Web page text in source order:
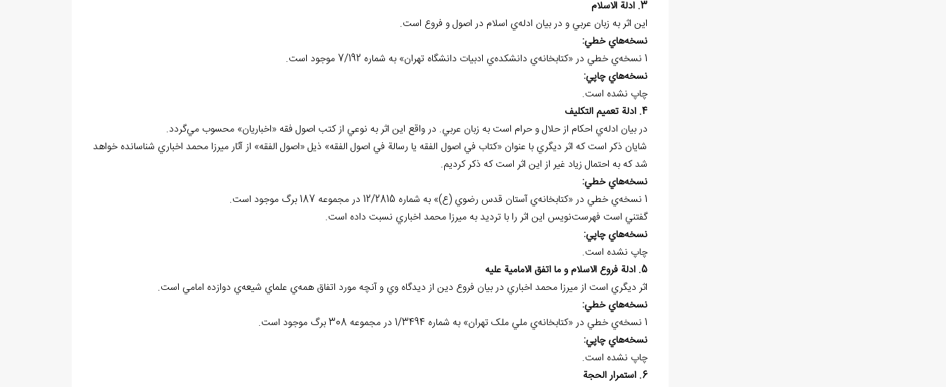
3. ادلة الاسلام
اين اثر به زبان عربي و در بيان ادله‌ي اسلام در اصول و فروع است.
نسخههاي خطي:
1 نسخه‌ي خطي در «کتابخانه‌ي دانشكده
ي ادبيات دانشگاه تهران» به شماره 7/192 موجود است.
نسخههاي چاپي:
چاپ نشده است.
4. ادلة تعميم التکليف
در بيان ادله‌ي احکام از حلال و حرام است به زبان عربي. در واقع اين اثر به نوعي از کتب اصول فقه «اخباريان» محسوب مي‌گردد.
شايان ذکر است که اثر ديگري با عنوان «کتاب في اصول الفقه يا رسالة في اصول الفقه» ذيل «اصول الفقه» از آثار ميرزا محمد اخباري شناسانده خواهد
شد که به احتمال زياد غير از اين اثر است که ذکر کرديم.
نسخههاي خطي:
1 نسخه‌ي خطي در «کتابخانه‌ي آستان قدس رضوي (ع)» به شماره 12/2815 در مجموعه 187 برگ موجود است.
گفتني است فهرست‌نويس اين اثر را با ترديد به ميرزا محمد اخباري نسبت داده است.
نسخههاي چاپي:
چاپ نشده است.
5. ادلة فروع الاسلام و ما اتفق الامامية عليه
اثر ديگري است از ميرزا محمد اخباري در بيان فروع دين از ديدگاه وي و آنچه مورد اتفاق همه‌ي علماي شيعه‌ي دوازده امامي است.
نسخههاي خطي:
1 نسخه‌ي خطي در «کتابخانه‌ي ملي ملک تهران» به شماره 1/3494 در مجموعه 308 برگ موجود است.
نسخههاي چاپي:
چاپ نشده است.
6. استمرار الحجة